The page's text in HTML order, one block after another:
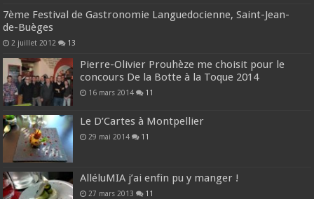
7ème Festival de Gastronomie Languedocienne, Saint-Jean-
de-Buèges
2 juillet 2012 13
Pierre-Olivier Prouhèze me choisit pour le
concours De la Botte à la Toque 2014
16 mars 2014 11
Le D’Cartes à Montpellier
29 mai 2014 11
AlléluMIA j’ai enfin pu y manger !
27 mars 2013 11